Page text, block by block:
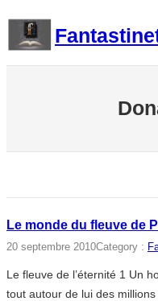
contenu
Le monde du fleuve de
20 septembre 2010Category :
Le fleuve de l’éternité 1 Un
tout autour de lui des millions